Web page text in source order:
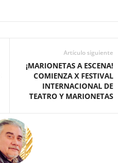
Artículo siguiente
¡MARIONETAS A ESCENA!
COMIENZA X FESTIVAL
INTERNACIONAL DE
TEATRO Y MARIONETAS